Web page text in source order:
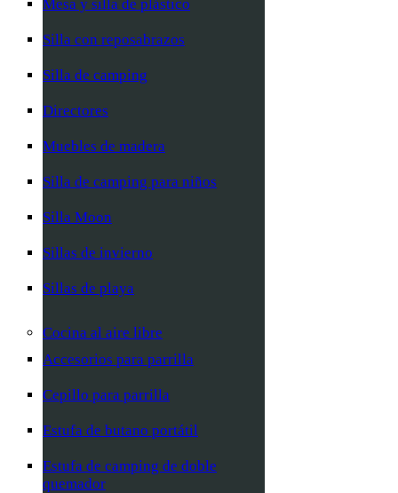
Mesa y silla de plástico
Silla con reposabrazos
Silla de camping
Directores
Muebles de madera
Silla de camping para niños
Silla Moon
Sillas de invierno
Sillas de playa
Cocina al aire libre
Accesorios para parrilla
Cepillo para parrilla
Estufa de butano portátil
Estufa de camping de doble
quemador